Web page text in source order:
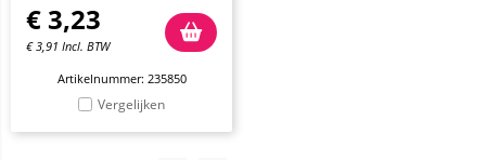
€ 3,23
€3,91 Incl. BTW
Artikelnummer: 235850
Vergelijken